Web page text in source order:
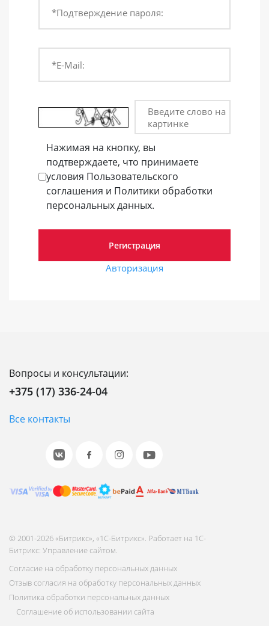
*Подтверждение пароля:
*E-Mail:
Введите слово на
картинке
Нажимая на кнопку, вы
подтверждаете, что принимаете
условия Пользовательского
соглашения и Политики обработки
персональных данных.
Авторизация
Вопросы и консультации:
+375 (17) 336-24-04
Все контакты
© 2001-2026 «Битрикс», «1С-Битрикс». Работает на 1С-
Битрикс: Управление сайтом.
Согласие на обработку персональных данных
Отзыв согласия на обработку персональных данных
Политика обработки персональных данных
Соглашение об использовании сайта